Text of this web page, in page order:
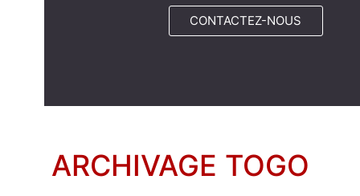
CONTACTEZ-NOUS
ARCHIVAGE TOGO